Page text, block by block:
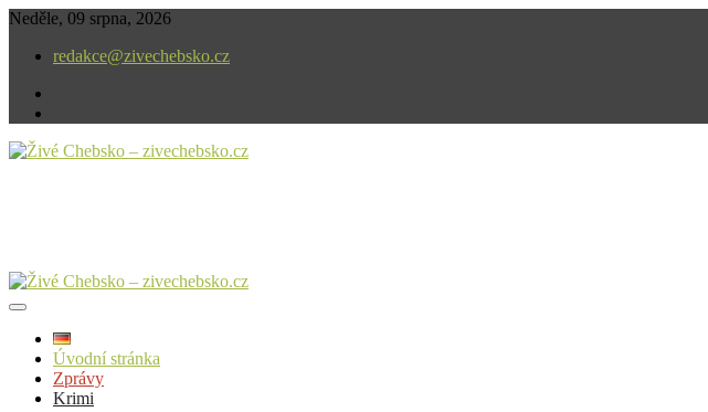
Skip
content
Neděle, 09 srpna, 2026
redakce@zivechebsko.cz
Úvodní stránka
Zprávy
Krimi